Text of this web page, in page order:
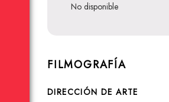
no disponible
FILMOGRAFÍA
DIRECCIÓN DE ARTE